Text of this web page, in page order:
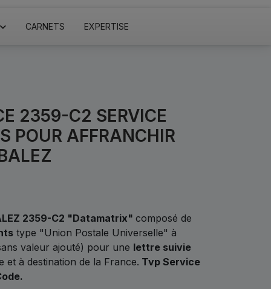
CARNETS EXPERTISE
2359-C2 SERVICE
POUR AFFRANCHIR
2359-C2 "Datamatrix" composé de
type "Union Postale Universelle" à
valeur ajouté) pour une lettre suivie
et à destination de la France. Tvp Service